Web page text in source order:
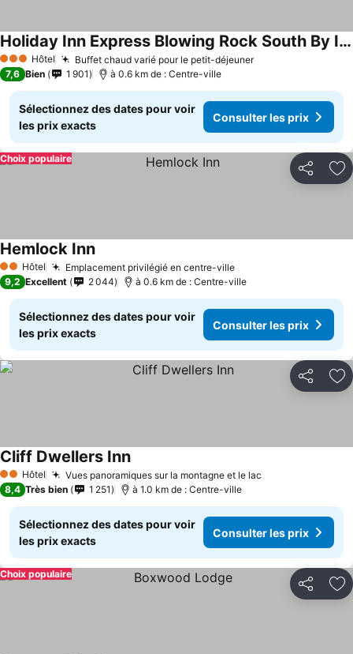
3 ÉtoilesHôtel Buffet chaud varié pour le petit-déjeunerConsulter les
Holiday Inn Express Blowing Rock South By Ihg
Consulter les prix
7,6 Bien 1 901 à 0.6 km de : Centre-ville
Sélectionnez des dates pour voir
les prix exacts
Consulter les prix
Partager
Choix populaire
2 Étoiles
Hôtel Emplacement privilégié en centre-villeConsulter les prix
Hemlock InnConsulter les prix
9,2 Excellent 2 044 à 0.6 km de : Centre-ville
Sélectionnez des dates pour voir
les prix exacts
Consulter les prix
Partager
2 Étoiles
Hôtel Vues panoramiques sur la montagne et le lac
Cliff Dwellers InnConsulter les prix
8,4 Très bien 1 251 à 1.0 km de : Centre-ville
Sélectionnez des dates pour voir
les prix exacts
Consulter les prix
Partager
Choix populaire